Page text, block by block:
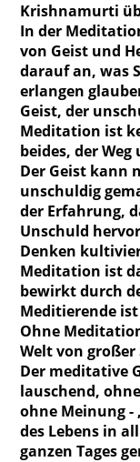
Krishnamurti
In der
von Geist und
darauf an, was
erlangen
Geist, der
Meditation ist
beides, der Weg
Der Geist kann
unschuldig
der Erfahrung,
Unschuld
Denken
Meditation ist
bewirkt durch
Meditierende
Ohne
Welt von
Der meditative
lauschend,
ohne Meinung -
des Lebens in
ganzen Tages